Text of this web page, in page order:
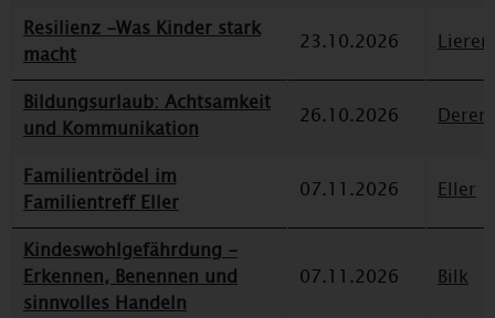
Resilienz -Was Kinder stark
macht
23.10.2026
Bildungsurlaub: Achtsamkeit
und Kommunikation
26.10.2026
Familientrödel im
Familientreff Eller
07.11.2026 Eller
Kindeswohlgefährdung -
Erkennen, Benennen und
sinnvolles Handeln
07.11.2026 Bilk